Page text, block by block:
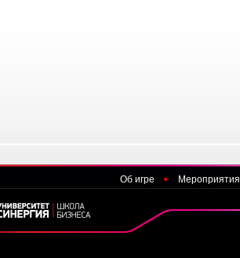
Об игре Мероприятия